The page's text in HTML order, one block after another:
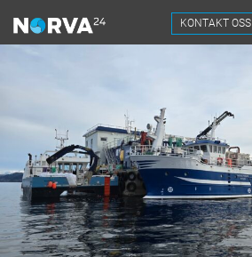
KONTAKT OSS